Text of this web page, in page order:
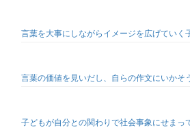
言葉を大事にしながらイメージを広げてい
言葉の価値を見いだし、自らの作文にいか
子どもが自分との関わりで社会事象にせまっ